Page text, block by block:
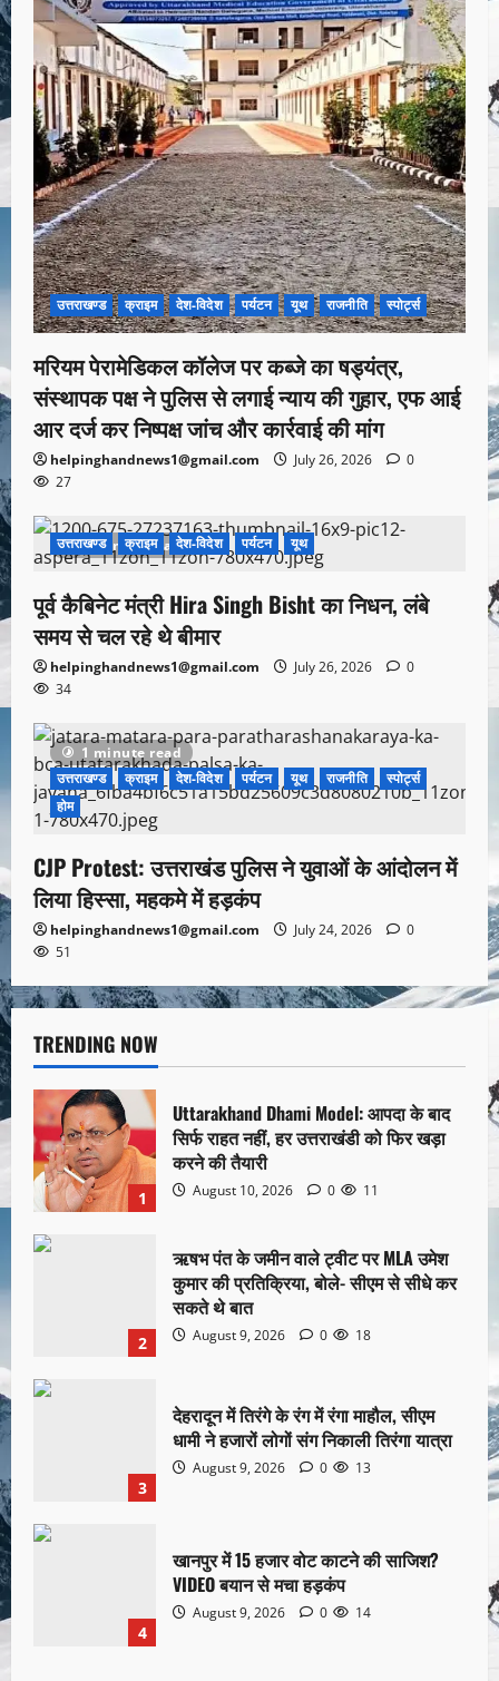
उत्तराखण्ड क्राइम देश-विदेश पर्यटन यूथ राजनीति स्पोर्ट्स
मरियम पेरामेडिकल कॉलेज पर कब्जे का षड्यंत्र,
संस्थापक पक्ष ने पुलिस से लगाई न्याय की गुहार, एफ आई
आर दर्ज कर निष्पक्ष जांच और कार्रवाई की मांग
helpinghandnews1@gmail.com July 26, 2026
0
27
1 minute read
उत्तराखण्ड क्राइम देश-विदेश पर्यटन यूथ
पूर्व कैबिनेट मंत्री Hira Singh Bisht का निधन, लंबे
समय से चल रहे थे बीमार
helpinghandnews1@gmail.com July 26, 2026
0
34
1 minute read
उत्तराखण्ड
क्राइम देश-विदेश पर्यटन यूथ राजनीति
स्पोर्ट्स
होम
CJP Protest: उत्तराखंड पुलिस ने युवाओं के आंदोलन में
लिया हिस्सा, महकमे में हड़कंप
helpinghandnews1@gmail.com July 24, 2026
0
51
TRENDING NOW
1
Uttarakhand Dhami Model: आपदा के बाद
सिर्फ राहत नहीं, हर उत्तराखंडी को फिर खड़ा
करने की तैयारी
August 10, 2026 0 11
2
ऋषभ पंत के जमीन वाले ट्वीट पर MLA उमेश
कुमार की प्रतिक्रिया, बोले- सीएम से सीधे कर
सकते थे बात
August 9, 2026 0 18
3
देहरादून में तिरंगे के रंग में रंगा माहौल, सीएम
धामी ने हजारों लोगों संग निकाली तिरंगा यात्रा
August 9, 2026 0 13
4
खानपुर में 15 हजार वोट काटने की साजिश?
VIDEO बयान से मचा हड़कंप
August 9, 2026 0 14